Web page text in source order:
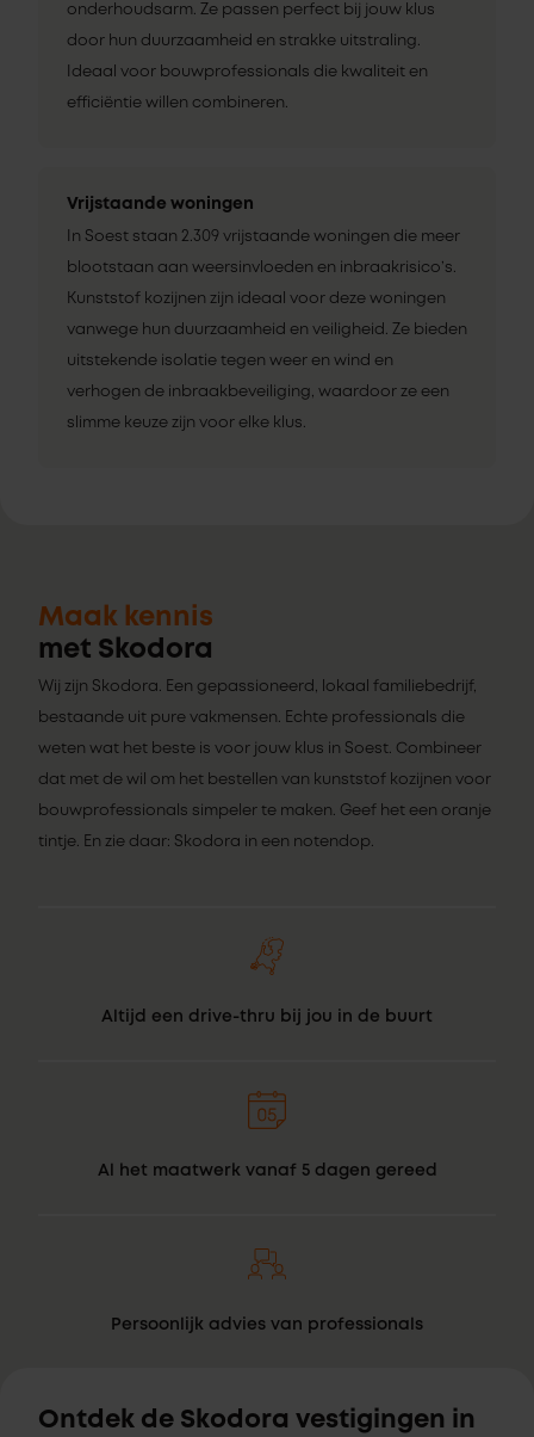
onderhoudsarm. Ze passen perfect bij jouw klus
door hun duurzaamheid en strakke uitstraling.
Ideaal voor bouwprofessionals die kwaliteit en
efficiëntie willen combineren.
Vrijstaande woningen
In Soest staan 2.309 vrijstaande woningen die meer
blootstaan aan weersinvloeden en inbraakrisico’s.
Kunststof kozijnen zijn ideaal voor deze woningen
vanwege hun duurzaamheid en veiligheid. Ze bieden
uitstekende isolatie tegen weer en wind en
verhogen de inbraakbeveiliging, waardoor ze een
slimme keuze zijn voor elke klus.
Maak kennis
met Skodora
Wij zijn Skodora. Een gepassioneerd, lokaal familiebedrijf,
bestaande uit pure vakmensen. Echte professionals die
weten wat het beste is voor jouw klus in Soest. Combineer
dat met de wil om het bestellen van kunststof kozijnen voor
bouwprofessionals simpeler te maken. Geef het een oranje
tintje. En zie daar: Skodora in een notendop.
Altijd een drive-thru bij jou in de buurt
Al het maatwerk vanaf 5 dagen gereed
Persoonlijk advies van professionals
Ontdek de Skodora vestigingen in